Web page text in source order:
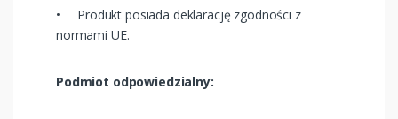
• Produkt posiada deklarację zgodności z
normami UE.
Podmiot odpowiedzialny: